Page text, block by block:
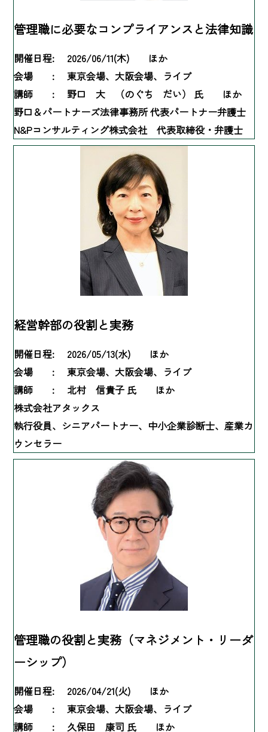
管理職に必要なコンプライアンスと法律知識
開催日程:
2026/06/11(木) ほか
会場 :
東京会場、大阪会場、ライブ
講師 :
野口 大 （のぐち だい） 氏 ほか
野口＆パートナーズ法律事務所 代表パートナー弁護士
N&Pコンサルティング株式会社 代表取締役・弁護士
経営幹部の役割と実務
開催日程:
2026/05/13(水) ほか
会場 :
東京会場、大阪会場、ライブ
講師 :
北村 信貴子 氏 ほか
株式会社アタックス
執行役員、シニアパートナー、中小企業診断士、産業カ
ウンセラー
管理職の役割と実務（マネジメント・リーダ
ーシップ）
開催日程:
2026/04/21(火) ほか
会場 :
東京会場、大阪会場、ライブ
講師 :
久保田 康司 氏 ほか